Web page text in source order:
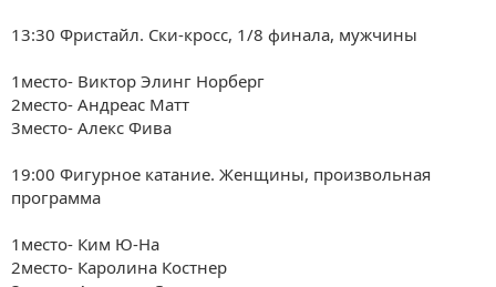
13:30 Фристайл. Ски-кросс, 1/8 финала, мужчины
1место- Виктор Элинг Норберг
2место- Андреас Матт
3место- Алекс Фива
19:00 Фигурное катание. Женщины, произвольная
программа
1место- Ким Ю-На
2место- Каролина Костнер